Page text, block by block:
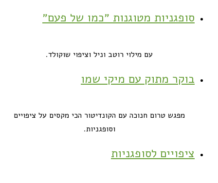
סופגניות מטוגנות ״כמו של פעם״
עם מילוי רוטב וניל וציפוי שוקולד.
בוקר מתוק עם מיקי שמו
מפגש טרום חנוכה עם הקונדיטור הכי מקסים על ציפויים
וסופגניות.
ציפויים לסופגניות